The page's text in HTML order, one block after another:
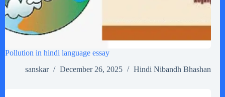
Pollution in hindi language essay
sanskar
December 26, 2025 Hindi Nibandh Bhashan